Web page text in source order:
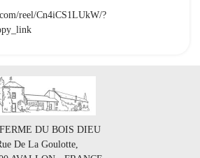
reel/Cn4iCS1LUkW/?
DU BOIS DIEU
De La Goulotte,